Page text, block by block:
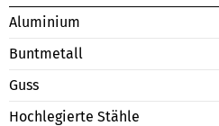
Aluminium
Buntmetall
Guss
Hochlegierte Stähle